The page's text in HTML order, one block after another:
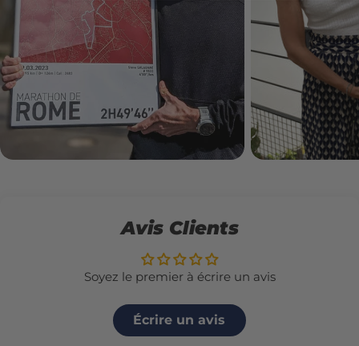
Avis Clients
Soyez le premier à écrire un avis
Écrire un avis